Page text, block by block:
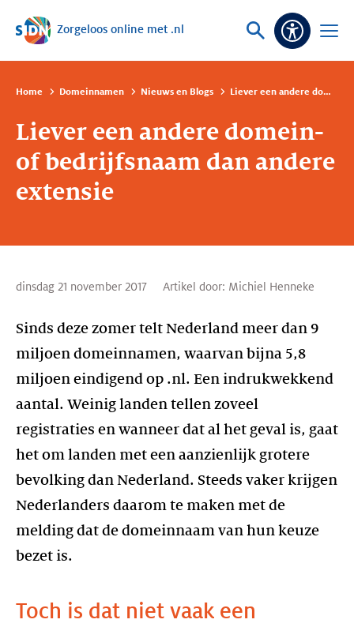
Sla navigatie over
Zorgeloos online met .nl
Vraag
Open
Home Domeinnamen Nieuws en Blogs Liever een andere domein- of bedrijfsnaam dan andere extensie
Liever een andere domein-
of bedrijfsnaam dan andere
extensie
dinsdag 21 november 2017 Artikel door: Michiel Henneke
Sinds deze zomer telt Nederland meer dan 9
miljoen domeinnamen, waarvan bijna 5,8
miljoen eindigend op .nl. Een indrukwekkend
aantal. Weinig landen tellen zoveel
registraties en wanneer dat al het geval is, gaat
het om landen met een aanzienlijk grotere
bevolking dan Nederland. Steeds vaker krijgen
Nederlanders daarom te maken met de
melding dat de domeinnaam van hun keuze
bezet is.
Toch is dat niet vaak een